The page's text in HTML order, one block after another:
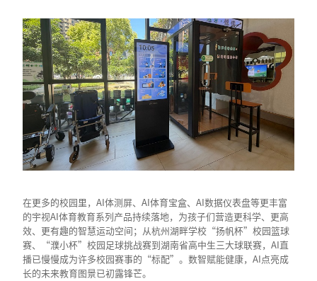
在更多的校园里，AI体测屏、AI体育宝盒、AI数据仪表盘等更丰富
的宇视AI体育教育系列产品持续落地，为孩子们营造更科学、更高
效、更有趣的智慧运动空间；从杭州湖畔学校“扬帆杯”校园篮球
赛、“濮小杯”校园足球挑战赛到湖南省高中生三大球联赛，AI直
播已慢慢成为许多校园赛事的“标配”。数智赋能健康，AI点亮成
长的未来教育图景已初露锋芒。